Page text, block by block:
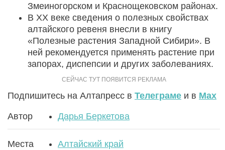
Змеиногорском и Краснощековском районах.
В XX веке сведения о полезных свойствах
алтайского ревеня внесли в книгу
«Полезные растения Западной Сибири». В
ней рекомендуется применять растение при
запорах, диспепсии и других заболеваниях.
Подпишитесь на Алтапресс в Телеграме и в Max
Автор Дарья Беркетова
Места
Алтайский край